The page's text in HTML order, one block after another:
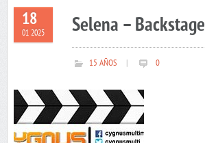
18
01 2025 Selena – Backstage
15 AÑOS 0